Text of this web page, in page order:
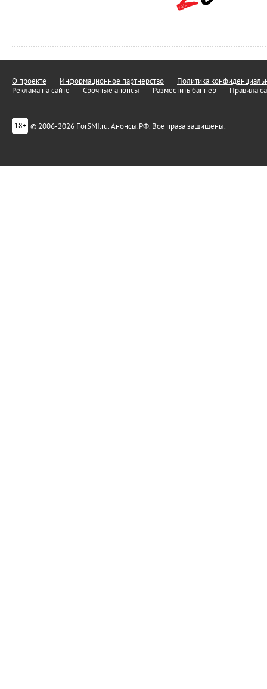
О проекте Информационное партнерство
Политика
Реклама на сайте
Срочные анонсы Разместить баннер Правила
18+ © 2006-2026 ForSMI.ru. Анонсы.РФ. Все права защищены.